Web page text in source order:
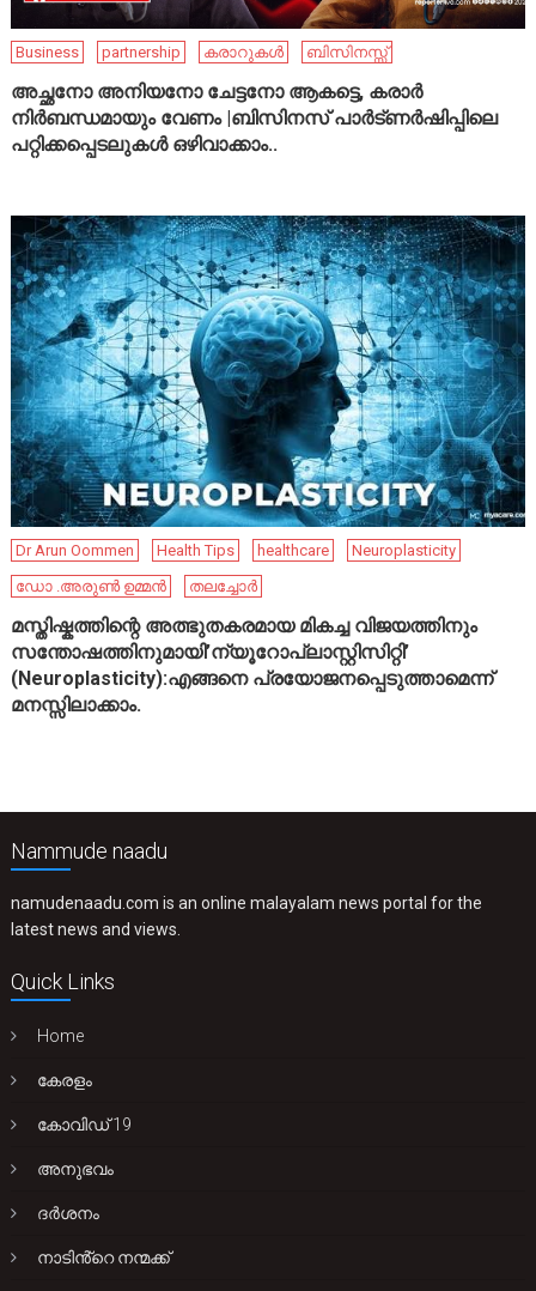
Business partnership കരാറുകൾ ബിസിനസ്സ്
അച്ഛനോ അനിയനോ ചേട്ടനോ ആകട്ടെ, കരാർ
നിർബന്ധമായും വേണം |ബിസിനസ് പാർട്ണർഷിപ്പിലെ
പറ്റിക്കപ്പെടലുകൾ ഒഴിവാക്കാം..
Dr Arun Oommen Health Tips healthcare
Neuroplasticity
ഡോ .അരുൺ ഉമ്മൻ
തലച്ചോർ
മസ്തിഷ്കത്തിന്റെ അത്ഭുതകരമായ മികച്ച വിജയത്തിനും
സന്തോഷത്തിനുമായി’ന്യൂറോപ്ലാസ്റ്റിസിറ്റി’
(Neuroplasticity):എങ്ങനെ പ്രയോജനപ്പെടുത്താമെന്ന്
മനസ്സിലാക്കാം.
Nammude naadu
namudenaadu.com is an online malayalam news portal for the
latest news and views.
Quick Links
Home
കേരളം
കോവിഡ് 19
അനുഭവം
ദർശനം
നാടിൻ്റെ നന്മക്ക്